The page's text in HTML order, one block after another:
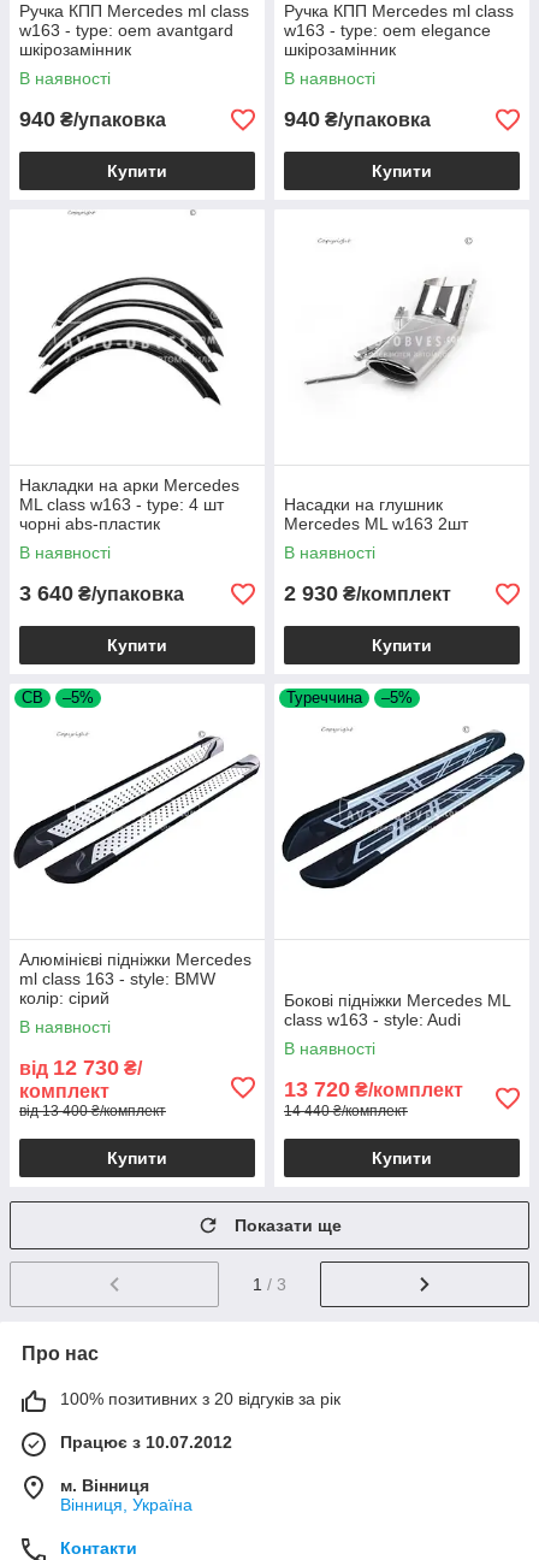
Ручка КПП Mercedes ml class
w163 - type: oem avantgard
шкірозамінник
В наявності
940 ₴/упаковка
Купити
Ручка КПП Mercedes ml class
w163 - type: oem elegance
шкірозамінник
В наявності
940 ₴/упаковка
Купити
Накладки на арки Mercedes
ML class w163 - type: 4 шт
чорні abs-пластик
В наявності
3 640 ₴/упаковка
Купити
Насадки на глушник
Mercedes ML w163 2шт
В наявності
2 930 ₴/комплект
Купити
СВ –5%
Алюмінієві підніжки Mercedes
ml class 163 - style: BMW
колір: сірий
В наявності
від 12 730 ₴/
комплект
від 13 400 ₴/комплект
Купити
Туреччина –5%
Бокові підніжки Mercedes ML
class w163 - style: Audi
В наявності
13 720 ₴/комплект
14 440 ₴/комплект
Купити
Показати ще
1 / 3
Про нас
100% позитивних з 20 відгуків за рік
Працює з 10.07.2012
м. Вінниця
Вінниця, Україна
Контакти